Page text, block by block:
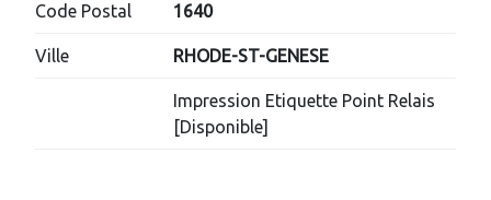
Code Postal 1640
Ville RHODE-ST-GENESE
Impression Etiquette Point Relais
[Disponible]